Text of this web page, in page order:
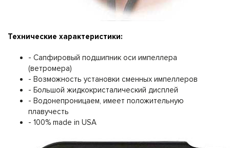
Технические характеристики:
- Сапфировый подшипник оси импеллера
(ветромера)
- Возможность установки сменных импеллеров
- Большой жидкокристалический дисплей
- Водонепроницаем, имеет положительную
плавучесть
- 100% made in USA